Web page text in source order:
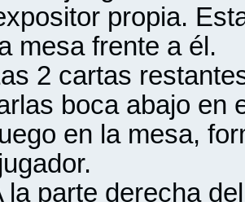
propia.
mesa frente a él.
2 cartas
boca abajo en
en la mesa,
parte derecha